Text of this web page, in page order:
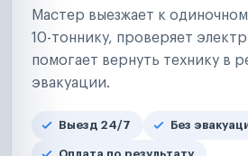
Мастер выезжает к
10-тоннику, проверяет
помогает вернуть технику в
эвакуации.
Выезд 24/7 Без